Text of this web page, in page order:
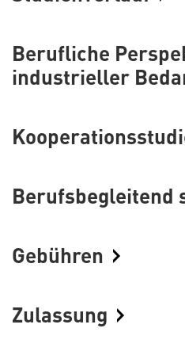
Berufliche
industrieller
Berufsbegleitend
Gebühren
Zulassung